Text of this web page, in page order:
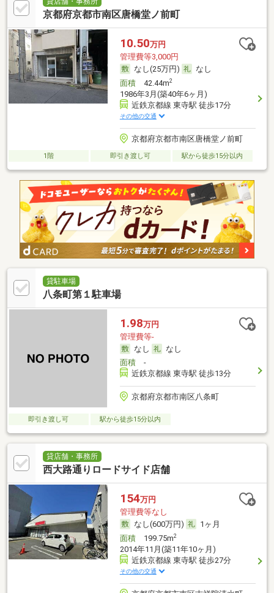
京都府京都市南区唐橋堂ノ前町
10.50万円
管理費等3,000円
なし(25万円)
なし
面積42.44m2
1986年3月(築40年6ヶ月)
近鉄京都線 東寺駅 徒歩17分
その他の交通
京都府京都市南区唐橋堂ノ前町
1階 即引き渡し可 駅から徒歩15分以内
貸駐車場
八条町第１駐車場
1.98万円
管理費等-
なし
なし
面積-
近鉄京都線 東寺駅 徒歩13分
京都府京都市南区八条町
即引き渡し可 駅から徒歩15分以内
貸店舗・事務所
西大路通りロードサイド店舗
154万円
管理費等なし
なし(600万円)
1ヶ月
面積199.75m2
2014年11月(築11年10ヶ月)
近鉄京都線 東寺駅 徒歩27分
その他の交通